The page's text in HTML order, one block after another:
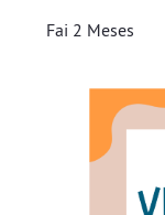
Fai 2 Meses